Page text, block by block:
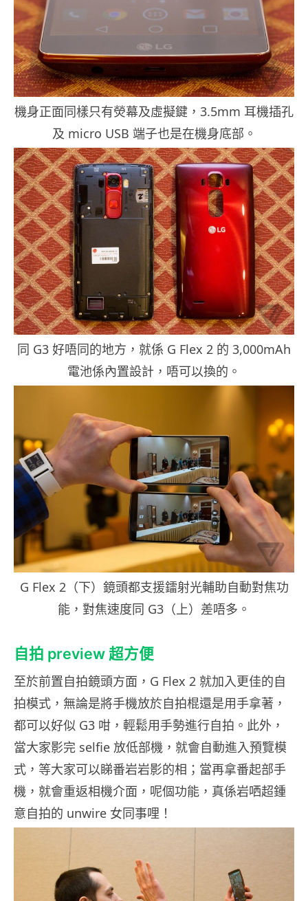
機身正面同樣只有熒幕及虛擬鍵，3.5mm 耳機插孔
及 micro USB 端子也是在機身底部。
同 G3 好唔同的地方，就係 G Flex 2 的 3,000mAh
電池係內置設計，唔可以換的。
G Flex 2（下）鏡頭都支援鐳射光輔助自動對焦功
能，對焦速度同 G3（上）差唔多。
自拍 preview 超方便
至於前置自拍鏡頭方面，G Flex 2 就加入更佳的自
拍模式，無論是將手機放於自拍棍還是用手拿著，
都可以好似 G3 咁，輕鬆用手勢進行自拍。此外，
當大家影完 selfie 放低部機，就會自動進入預覽模
式，等大家可以睇番岩岩影的相；當再拿番起部手
機，就會重返相機介面，呢個功能，真係岩哂超鍾
意自拍的 unwire 女同事哩！